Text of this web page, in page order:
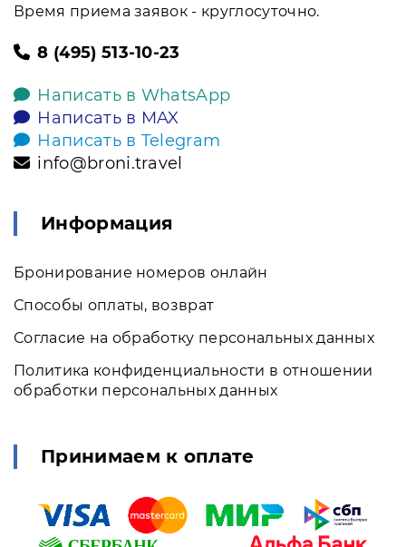
Время приема заявок - круглосуточно.
8 (495) 513-10-23
Написать в WhatsApp
Написать в MAX
Написать в Telegram
info@broni.travel
Информация
Бронирование номеров онлайн
Способы оплаты, возврат
Согласие на обработку персональных данных
Политика конфиденциальности в отношении
обработки персональных данных
Принимаем к оплате